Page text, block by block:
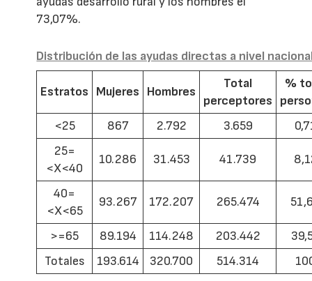
73,07%.
Distribución de las ayudas directas a nivel
Estratos Mujeres Hombres
Total
perceptores
%
<25
867 2.792 3.659
25=
<X<40
10.286 31.453 41.739
40=
<X<65
93.267 172.207 265.474
>=65 89.194 114.248 203.442
Totales
193.614 320.700 514.314